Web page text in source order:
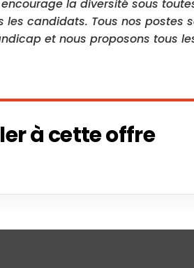
la diversité sous
les candidats. Tous nos postes
et nous proposons tous
à cette offre